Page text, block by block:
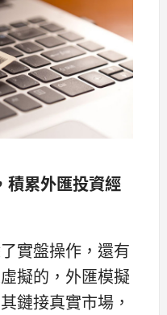
積累外匯投資經
實盤操作，還有
擬的，外匯模擬
鏈接真實市場，